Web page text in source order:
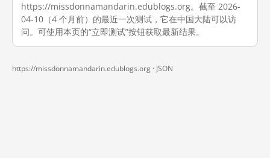
https://missdonnamandarin.edublogs.org。截至 2026-
04-10（4 个月前）的最近一次测试，它在中国大陆可以访
问。可使用本页的“立即测试”按钮获取最新结果。
https://missdonnamandarin.edublogs.org · JSON